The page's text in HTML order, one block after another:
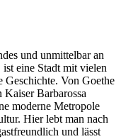
und unmittelbar an
ist eine Stadt mit vielen
Geschichte. Von Goethe
Kaiser Barbarossa
moderne Metropole
Hier lebt man nach
und lässt